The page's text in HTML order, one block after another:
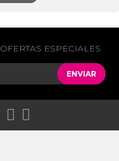
OFERTAS ESPECIALES
ENVIAR
 